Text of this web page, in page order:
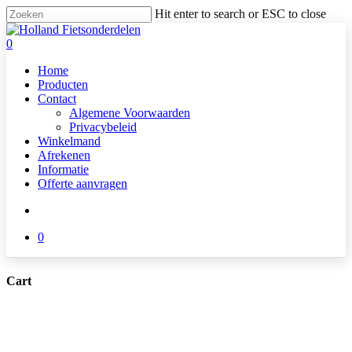
Skip
to
main
Hit enter to search or ESC to close
Close
Search
search
0
Home
Producten
Contact
Algemene Voorwaarden
Privacybeleid
Winkelmand
Afrekenen
Informatie
Offerte aanvragen
0
Cart